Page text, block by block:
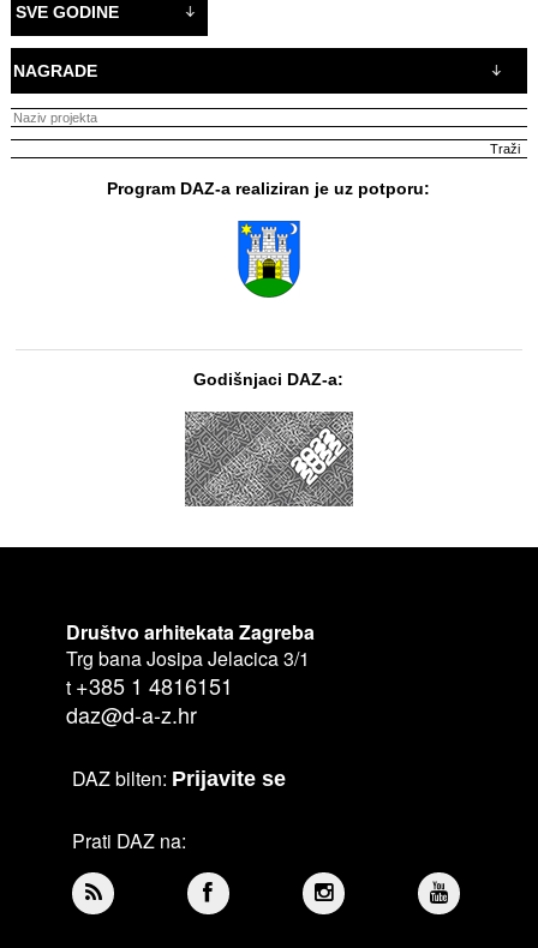
SVE GODINE
NAGRADE
Program DAZ-a realiziran je uz potporu:
Godišnjaci DAZ-a:
Društvo arhitekata Zagreba
Trg bana Josipa Jelacica 3/1
t +385 1 4816151
daz@d-a-z.hr
DAZ bilten: Prijavite se
Prati DAZ na: